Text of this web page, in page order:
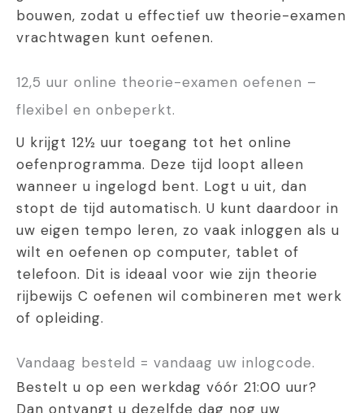
bouwen, zodat u effectief uw theorie-examen
vrachtwagen kunt oefenen.
12,5 uur online theorie-examen oefenen –
flexibel en onbeperkt.
U krijgt 12½ uur toegang tot het online
oefenprogramma. Deze tijd loopt alleen
wanneer u ingelogd bent. Logt u uit, dan
stopt de tijd automatisch. U kunt daardoor in
uw eigen tempo leren, zo vaak inloggen als u
wilt en oefenen op computer, tablet of
telefoon. Dit is ideaal voor wie zijn theorie
rijbewijs C oefenen wil combineren met werk
of opleiding.
Vandaag besteld = vandaag uw inlogcode.
Bestelt u op een werkdag vóór 21:00 uur?
Dan ontvangt u dezelfde dag nog uw